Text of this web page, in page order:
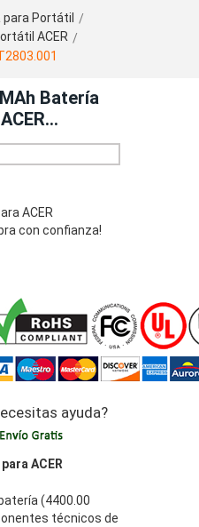
para Portátil
ACER
Batería
ACER
con confianza!
ayuda?
ACER
(4400.00
técnicos de